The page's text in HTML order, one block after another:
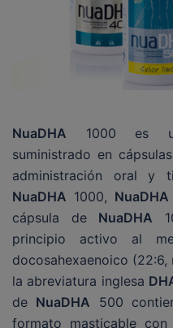
NuaDHA 1000 es un
suministrado en
administración oral y
NuaDHA 1000, NuaDHA
cápsula de NuaDHA
principio activo al
docosahexaenoico
la abreviatura inglesa
de NuaDHA 500
formato masticable